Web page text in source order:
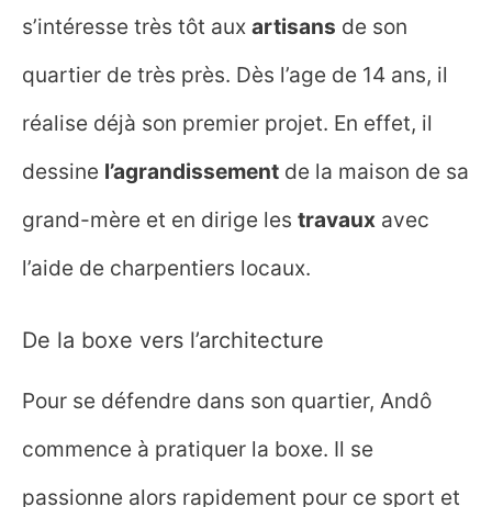
s’intéresse très tôt aux artisans de son
quartier de très près. Dès l’age de 14 ans, il
réalise déjà son premier projet. En effet, il
dessine l’agrandissement de la maison de sa
grand-mère et en dirige les travaux avec
l’aide de charpentiers locaux.
De la boxe vers l’architecture
Pour se défendre dans son quartier, Andô
commence à pratiquer la boxe. Il se
passionne alors rapidement pour ce sport et